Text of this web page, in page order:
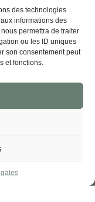
des technologies
informations des
permettra de traiter
ou les ID uniques
son consentement peut
et fonctions.
Retz